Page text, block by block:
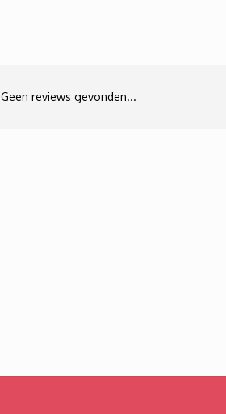
Geen reviews gevonden...